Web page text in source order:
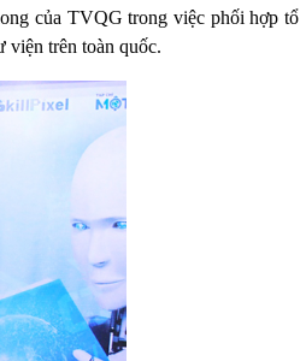
của TVQG trong việc phối hợp tổ
viện trên toàn quốc.